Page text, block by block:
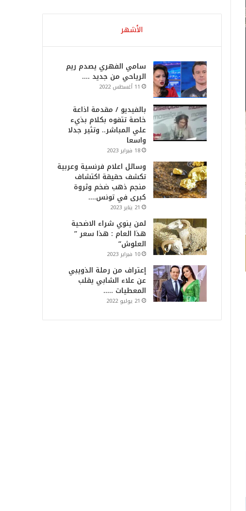
الأشهر
سامي الفهري يصدم ريم
الرياحي من جديد ….
11 أغسطس 2022
بالفيديو / مقدمة اذاعة
خاصة تتفوه بكلام بذيء
علي المباشر.. وتثير جدلا
واسعا
18 فبراير 2023
وسائل اعلام فرنسية وعربية
تكشف حقيقة اكتشاف
منجم ذهب ضخم وثروة
كبرى في تونس….
21 يناير 2023
لمن ينوي شراء الاضحية
هذا العام : هذا سعر ”
العلوش”
10 فبراير 2023
إعتراف من رملة الذويبي
عن علاء الشابي يقلب
المعطيات …..
21 يوليو 2022